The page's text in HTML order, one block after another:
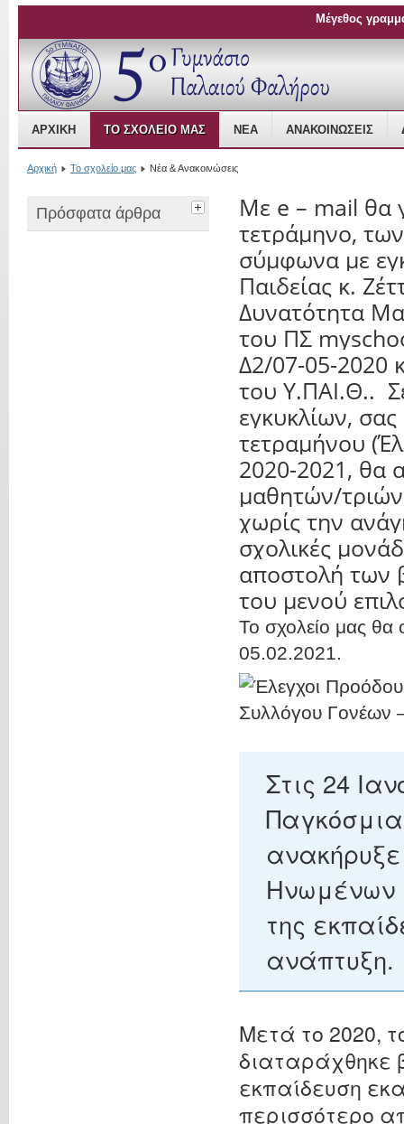
Open Source Content Management
ΑΡΧΙΚΉ ΤΟ ΣΧΟΛΕΊΟ ΜΑΣ ΝΈΑ ΑΝΑΚΟΙΝΏΣΕΙΣ
Μέγεθος
Αρχική Το σχολείο μας Νέα & Ανακοινώσεις
Πρόσφατα άρθρα
Με e – mail θα
τετράμηνο,
σύμφωνα με
Παιδείας κ.
Δυνατότητα
του ΠΣ
Δ2/07-05-2020
του Υ.ΠΑΙ.Θ..
εγκυκλίων,
τετραμήνου
2020-2021, θα
μαθητών/
χωρίς την
σχολικές
αποστολή των
του μενού
Το σχολείο μας θα
05.02.2021.
Στις 24
Ηνωμένων
της
ανάπτυξη.
Μετά το 2020,
διαταράχθηκε
εκπαίδευση
περισσότερο